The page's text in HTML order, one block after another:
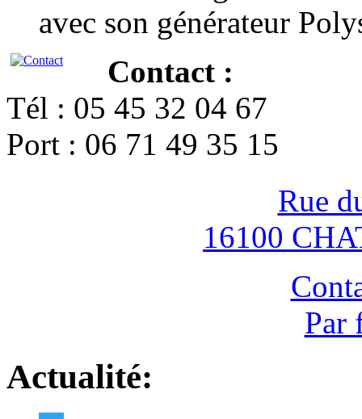
avec son générateur
Contact :
Tél : 05 45 32 04 67
Port : 06 71 49 35 15
Rue
16100
Par
Actualité: